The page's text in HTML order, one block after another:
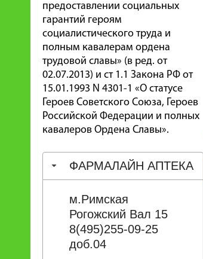
предоставлении социальных
гарантий героям
социалистического труда и
полным кавалерам ордена
трудовой славы» (в ред. от
02.07.2013) и ст 1.1 Закона РФ от
15.01.1993 N 4301-1 «О статусе
Героев Советского Союза, Героев
Российской Федерации и полных
кавалеров Ордена Славы».
ФАРМАЛАЙН АПТЕКА
м.Римская
Рогожский Вал 15
8(495)255-09-25
доб.04